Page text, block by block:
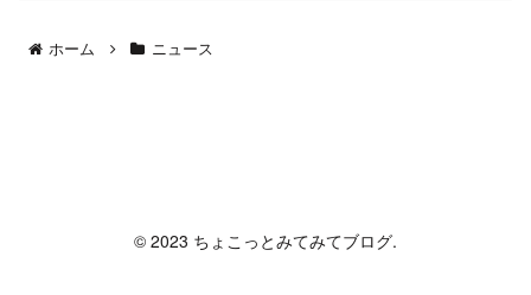
ホーム ニュース
© 2023 ちょこっとみてみてブログ.